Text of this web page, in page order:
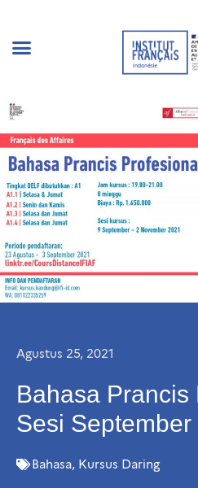
Agustus 25, 2021
Bahasa Prancis
Sesi September
Bahasa, Kursus Daring